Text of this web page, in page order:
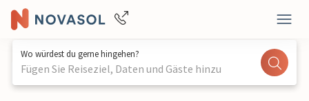
Wo würdest du gerne hingehen?
Fügen Sie Reiseziel, Daten und Gäste hinzu
1 / 48